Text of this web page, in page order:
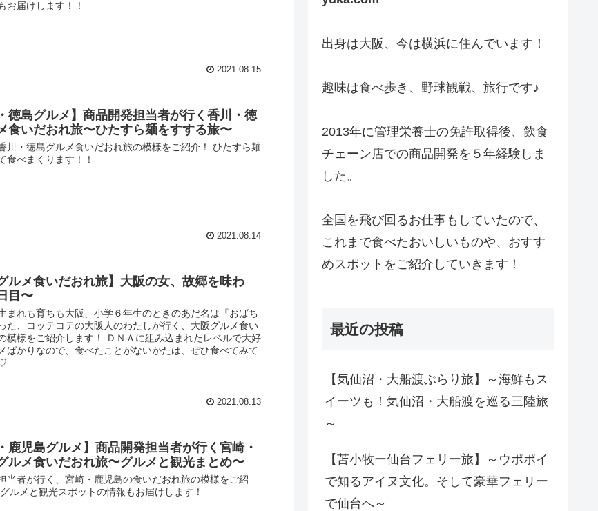
お届けします！！
2021.08.15
徳島グルメ】商品開発担当者が行く香川・徳
食いだおれ旅〜ひたすら麺をすする旅〜
川・徳島グルメ食いだおれ旅の模様をご紹介！ ひたすら麺
食べまくります！！
2021.08.14
ルメ食いだおれ旅】大阪の女、故郷を味わ
目〜
まれも育ちも大阪、小学６年生のときのあだ名は『おばち
た、コッテコテの大阪人のわたしが行く、大阪グルメ食い
模様をご紹介します！ ＤＮＡに組み込まれたレベルで大好
ばかりなので、食べたことがないかたは、ぜひ食べてみて
2021.08.13
鹿児島グルメ】商品開発担当者が行く宮崎・
ルメ食いだおれ旅〜グルメと観光まとめ〜
当者が行く、宮崎・鹿児島の食いだおれ旅の模様をご紹
ルメと観光スポットの情報もお届けします！
出身は大阪、今は横浜に住んでいます！
趣味は食べ歩き、野球観戦、旅行です♪
2013年に管理栄養士の免許取得後、飲食
チェーン店での商品開発を５年経験しま
した。
全国を飛び回るお仕事もしていたので、
これまで食べたおいしいものや、おすす
めスポットをご紹介していきます！
最近の投稿
【気仙沼・大船渡ぶらり旅】～海鮮もス
イーツも！気仙沼・大船渡を巡る三陸旅
～
【苫小牧ー仙台フェリー旅】～ウポポイ
で知るアイヌ文化。そして豪華フェリー
で仙台へ～